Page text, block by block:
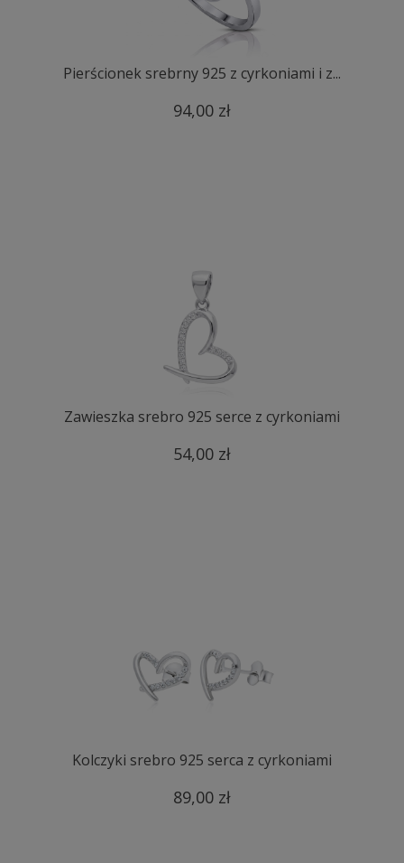
Pierścionek srebrny 925 z cyrkoniami i z...
94,00 zł
Zawieszka srebro 925 serce z cyrkoniami
54,00 zł
Kolczyki srebro 925 serca z cyrkoniami
89,00 zł